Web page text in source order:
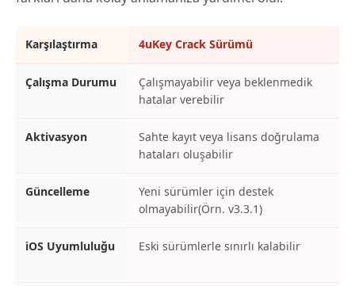
Karşılaştırma 4uKey Crack Sürümü
Çalışma Durumu
Çalışmayabilir veya beklenmedik
hatalar verebilir
Aktivasyon
Sahte kayıt veya lisans doğrulama
hataları oluşabilir
Güncelleme
Yeni sürümler için destek
olmayabilir(Örn. v3.3.1)
iOS Uyumluluğu Eski sürümlerle sınırlı kalabilir